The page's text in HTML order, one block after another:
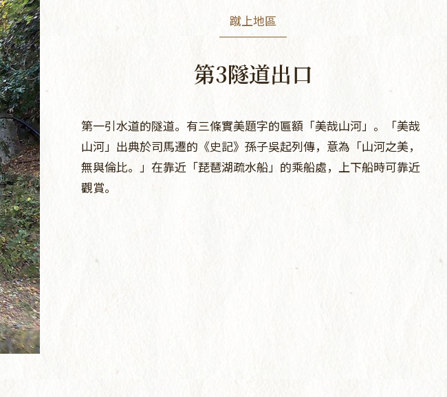
蹴上地區
第3隧道出口
第一引水道的隧道。有三條實美題字的匾額「美哉山河」。「美哉
山河」出典於司馬遷的《史記》孫子吳起列傳，意為「山河之美，
無與倫比。」在靠近「琵琶湖疏水船」的乘船處，上下船時可靠近
觀賞。